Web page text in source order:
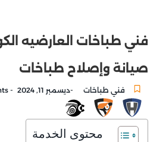
صيانة وإصلاح طباخات
فني طباخات -ديسمبر 11, 2024 -
محتوى الخدمة